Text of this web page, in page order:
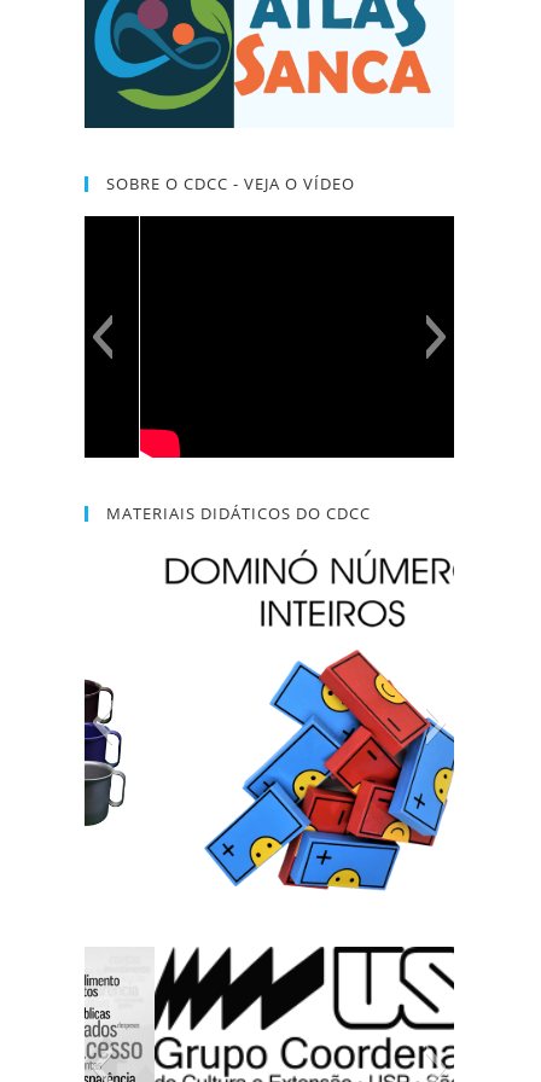
SOBRE O CDCC - VEJA O VÍDEO
MATERIAIS DIDÁTICOS DO CDCC